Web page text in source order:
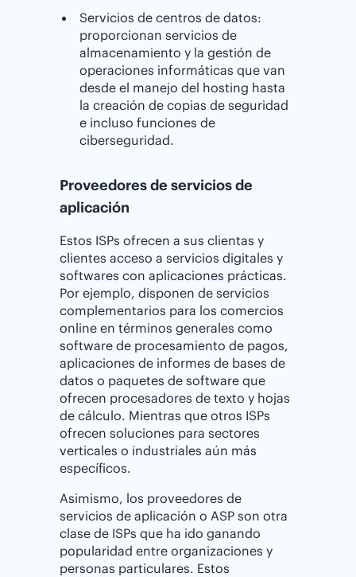
Servicios de centros de datos:
proporcionan servicios de
almacenamiento y la gestión de
operaciones informáticas que van
desde el manejo del hosting hasta
la creación de copias de seguridad
e incluso funciones de
ciberseguridad.
Proveedores de servicios de
aplicación
Estos ISPs ofrecen a sus clientas y
clientes acceso a servicios digitales y
softwares con aplicaciones prácticas.
Por ejemplo, disponen de servicios
complementarios para los comercios
online en términos generales como
software de procesamiento de pagos,
aplicaciones de informes de bases de
datos o paquetes de software que
ofrecen procesadores de texto y hojas
de cálculo. Mientras que otros ISPs
ofrecen soluciones para sectores
verticales o industriales aún más
específicos.
Asimismo, los proveedores de
servicios de aplicación o ASP son otra
clase de ISPs que ha ido ganando
popularidad entre organizaciones y
personas particulares. Estos